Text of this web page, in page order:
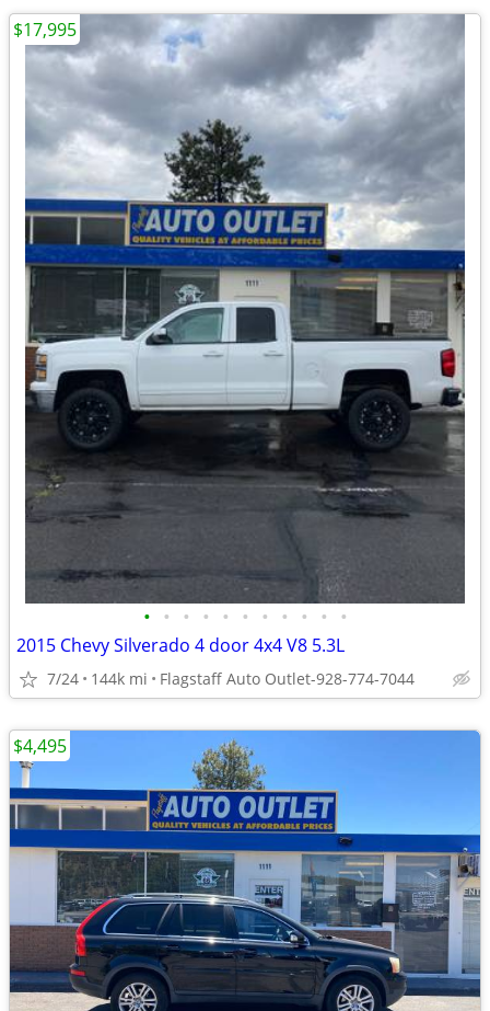
• • • • • • • • • • •
2015 Chevy Silverado 4 door 4x4 V8 5.3L
7/24 144k mi Flagstaff Auto Outlet-928-774-7044
$17,995
$4,495